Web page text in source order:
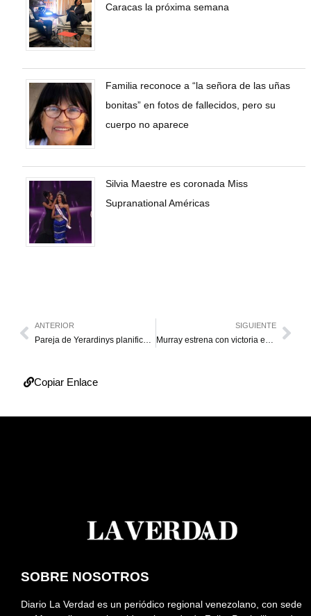
Caracas la próxima semana
Familia reconoce a “la señora de las uñas
bonitas” en fotos de fallecidos, pero su
cuerpo no aparece
Silvia Maestre es coronada Miss
Supranational Américas
ANTERIOR
Pareja de Yerardinys planificó su muerte
SIGUIENTE
Murray estrena con victoria en Wimbledon
Copiar Enlace
SOBRE NOSOTROS
Diario La Verdad es un periódico regional venezolano, con sede